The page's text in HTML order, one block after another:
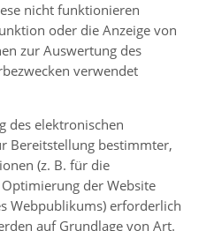
nicht funktionieren
oder die Anzeige von
zur Auswertung des
verwendet
des elektronischen
Bereitstellung bestimmter,
(z. B. für die
der Website
Webpublikums) erforderlich
auf Grundlage von Art.